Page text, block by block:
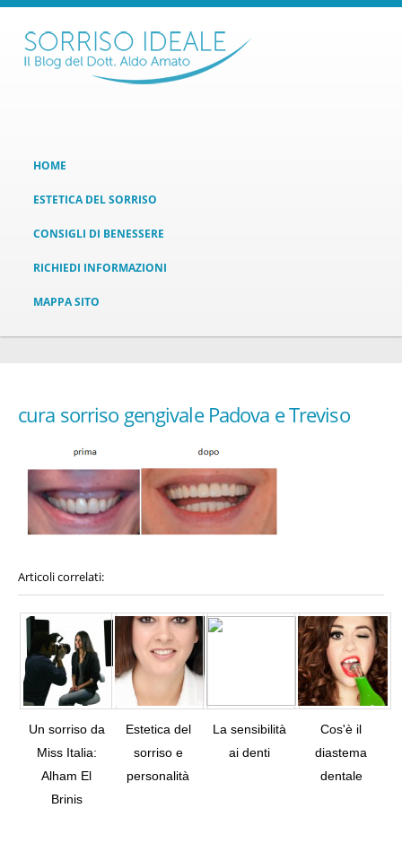
HOME
ESTETICA DEL SORRISO
CONSIGLI DI BENESSERE
RICHIEDI INFORMAZIONI
MAPPA SITO
cura sorriso gengivale Padova e Treviso
Articoli correlati:
Un sorriso da
Miss Italia:
Alham El
Brinis
Estetica del
sorriso e
personalità
La sensibilità
ai denti
Cos'è il
diastema
dentale